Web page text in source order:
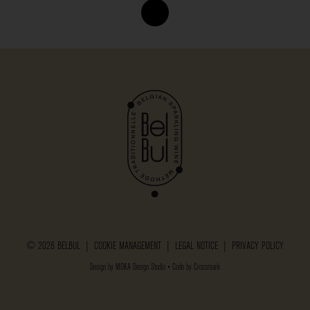
© 2026 BELBUL | COOKIE MANAGEMENT LEGAL NOTICE PRIVACY POLICY
Design by MOKA Design Studio • Code by Crossmark